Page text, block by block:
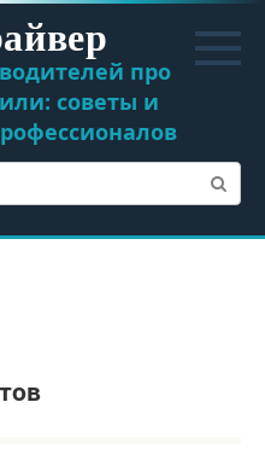
про
советы и